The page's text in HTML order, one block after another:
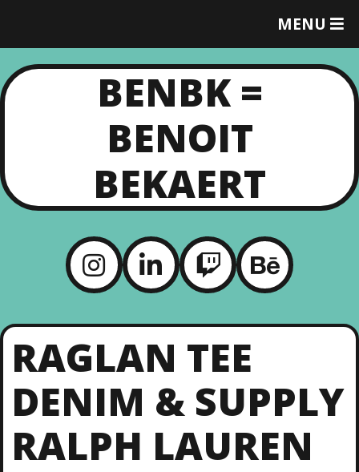
MENU
T
G
L
U
BENBK =
BENOIT
BEKAERT
RAGLAN TEE
DENIM & SUPPLY
RALPH LAUREN